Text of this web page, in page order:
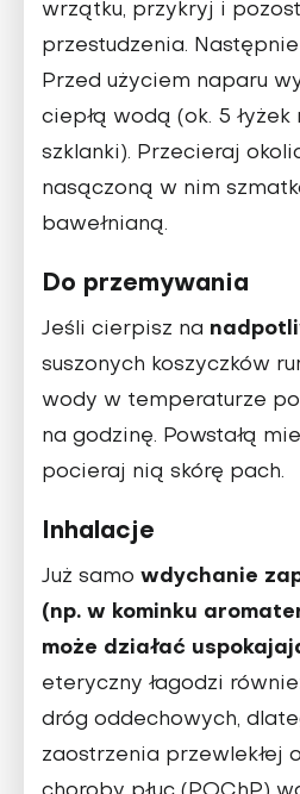
wrzątku, przykryj i
przestudzenia.
Przed użyciem naparu
ciepłą wodą (ok. 5 łyżek
szklanki). Przecieraj
nasączoną w nim
bawełnianą.
Do przemywania
Jeśli cierpisz na
suszonych koszyczków
wody w temperaturze
na godzinę. Powstałą
pocieraj nią skórę pach.
Inhalacje
Już samo wdychanie
(np. w kominku
może działać
eteryczny łagodzi
dróg oddechowych,
zaostrzenia przewlekłej